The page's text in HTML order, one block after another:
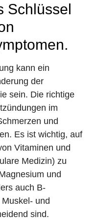
Schlüssel
kann ein
der
sein. Die richtige
im
und
Es ist wichtig, auf
Vitaminen und
Medizin) zu
und
auch B-
und
sind.